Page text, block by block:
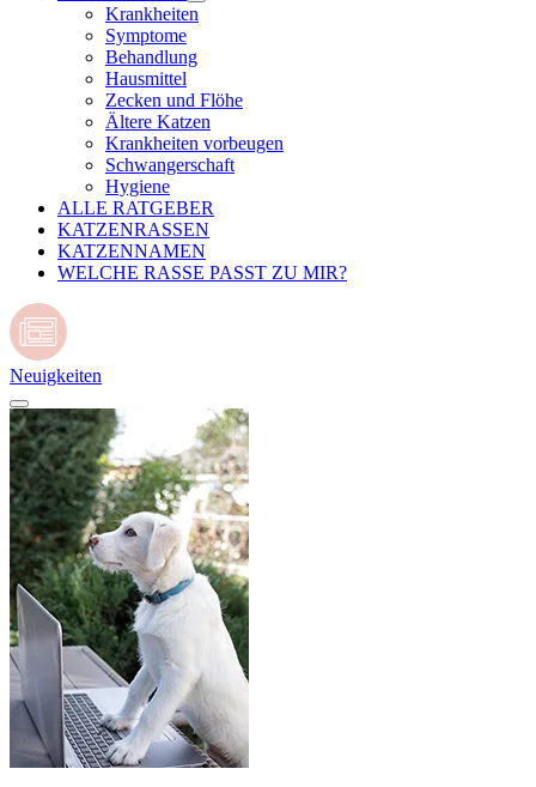
Krankheiten
Symptome
Behandlung
Hausmittel
Zecken und Flöhe
Ältere Katzen
Krankheiten vorbeugen
Schwangerschaft
Hygiene
ALLE RATGEBER
KATZENRASSEN
KATZENNAMEN
WELCHE RASSE PASST ZU MIR?
Neuigkeiten